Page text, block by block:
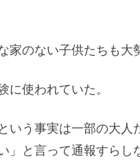
のない子供たちも大
に使われていた。
う事実は一部の大人
」と言って通報すらし